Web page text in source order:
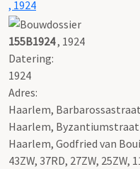
, 1924
155B1924, 1924
Datering:
1924
Adres:
Haarlem,
Haarlem, Byzantiumstraat
Haarlem, Godfried van
43ZW, 37RD, 27ZW, 25ZW,